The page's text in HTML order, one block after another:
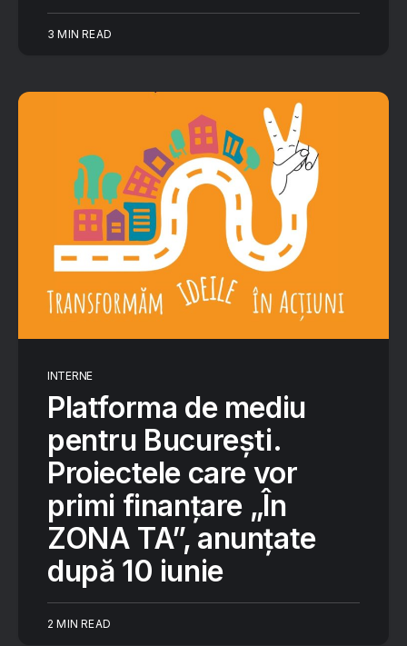
3 MIN READ
INTERNE
Platforma de mediu
pentru București.
Proiectele care vor
primi finanțare „În
ZONA TA”, anunțate
după 10 iunie
2 MIN READ